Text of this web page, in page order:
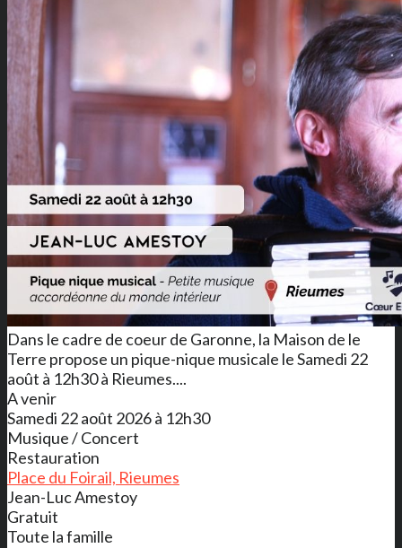
Dans le cadre de coeur de Garonne, la Maison de le
Terre propose un pique-nique musicale le Samedi 22
août à 12h30 à Rieumes....
A venir
Samedi 22 août 2026 à 12h30
Musique / Concert
Restauration
Place du Foirail, Rieumes
Jean-Luc Amestoy
Gratuit
Toute la famille